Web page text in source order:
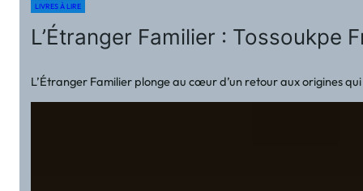
LIVRES À LIRE
L’Étranger Familier : Tossoukpe
L’Étranger Familier plonge au cœur d’un retour aux origines